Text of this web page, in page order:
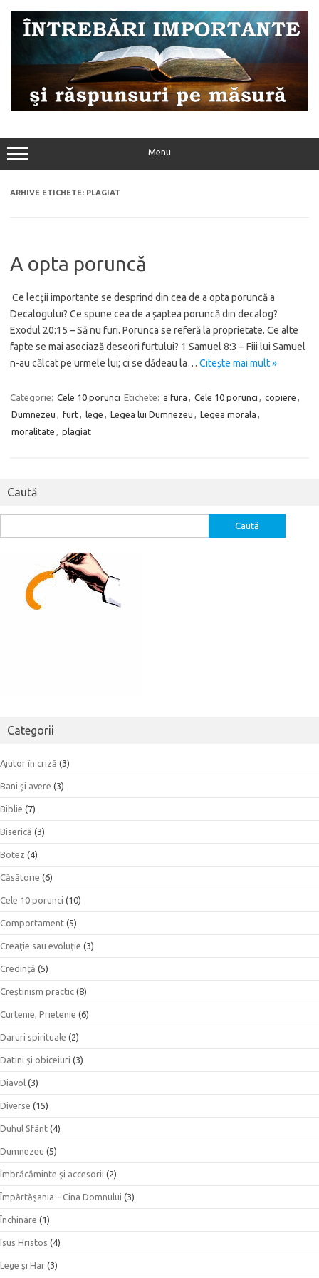
conținut
Menu
ARHIVE ETICHETE: PLAGIAT
A opta poruncă
Ce lecţii importante se desprind din cea de a opta poruncă a
Decalogului? Ce spune cea de a şaptea poruncă din decalog?
Exodul 20:15 – Să nu furi. Porunca se referă la proprietate. Ce alte
fapte se mai asociază deseori furtului? 1 Samuel 8:3 – Fiii lui Samuel
n-au călcat pe urmele lui; ci se dădeau la… Citește mai mult »
Categorie: Cele 10 porunci Etichete: a fura Cele 10 porunci copiere
Dumnezeu
furt lege Legea lui Dumnezeu Legea morala
moralitate
plagiat
Caută
după:
Categorii
Ajutor în criză (3)
Bani şi avere (3)
Biblie (7)
Biserică (3)
Botez (4)
Căsătorie (6)
Cele 10 porunci (10)
Comportament (5)
Creaţie sau evoluţie (3)
Credinţă (5)
Creştinism practic (8)
Curtenie, Prietenie (6)
Daruri spirituale (2)
Datini şi obiceiuri (3)
Diavol (3)
Diverse (15)
Duhul Sfânt (4)
Dumnezeu (5)
Îmbrăcăminte şi accesorii (2)
Împărtăşania – Cina Domnului (3)
Închinare (1)
Isus Hristos (4)
Lege şi Har (3)